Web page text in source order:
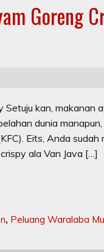
Goreng
kan, makanan
dunia
Eits, Anda sudah
ala Van Java […]
, Peluang Waralaba